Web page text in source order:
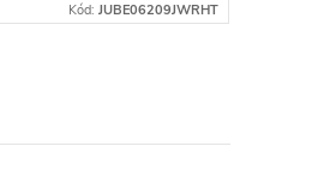
Kód: JUBE06209JWRHT